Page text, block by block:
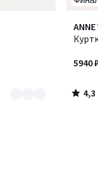
ANNE
5940 ₽
4,3
/ 5
4,3
/